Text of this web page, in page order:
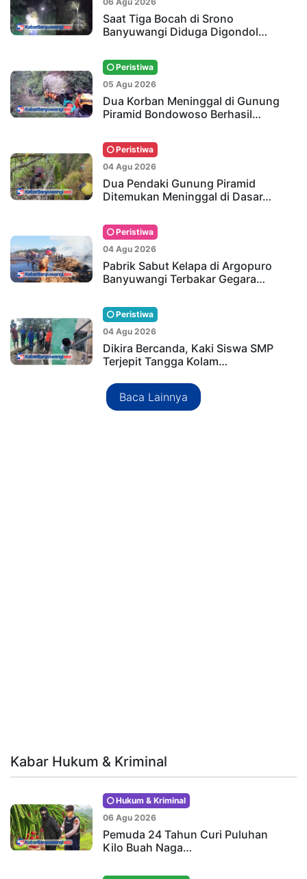
Saat Tiga Bocah di Srono
Banyuwangi Diduga Digondol…
Peristiwa
05 Agu 2026
Dua Korban Meninggal di Gunung
Piramid Bondowoso Berhasil…
Peristiwa
04 Agu 2026
Dua Pendaki Gunung Piramid
Ditemukan Meninggal di Dasar…
Peristiwa
04 Agu 2026
Pabrik Sabut Kelapa di Argopuro
Banyuwangi Terbakar Gegara…
Peristiwa
04 Agu 2026
Dikira Bercanda, Kaki Siswa SMP
Terjepit Tangga Kolam…
Baca Lainnya
Kabar Hukum & Kriminal
Hukum & Kriminal
06 Agu 2026
Pemuda 24 Tahun Curi Puluhan
Kilo Buah Naga…